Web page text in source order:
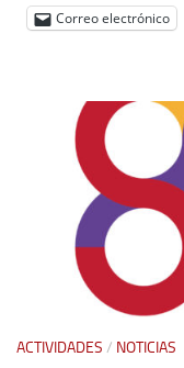
Correo electrónico
ACTIVIDADES / NOTICIAS